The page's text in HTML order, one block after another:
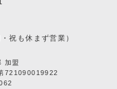
祝も休まず営業）
加盟
721090019922